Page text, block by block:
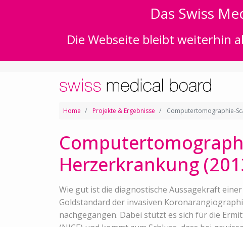
Das Swiss
Die Webseite bleibt weiterhin
Home Projekte & Ergebnisse Computertomographie-
Herzerkrankung
Wie gut ist die diagnostische Aussagekraft
Goldstandard der invasiven
nachgegangen. Dabei stützt es sich für die